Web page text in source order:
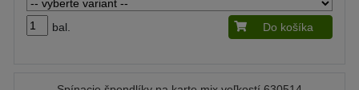
bal. Do košíka